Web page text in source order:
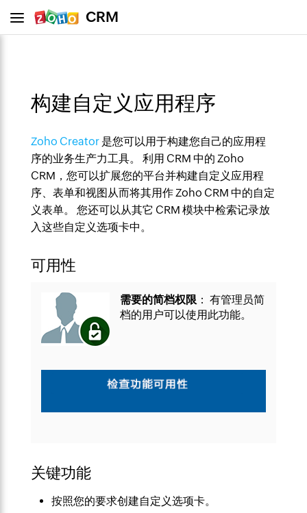
CRM
构建自定义应用程序
Zoho Creator是您可以用于构建您自己的应用程
序的业务生产力工具。 利用 CRM 中的 Zoho
CRM，您可以扩展您的平台并构建自定义应用程
序、表单和视图从而将其用作 Zoho CRM 中的自定
义表单。 您还可以从其它 CRM 模块中检索记录放
入这些自定义选项卡中。
可用性
需要的简档权限： 有管理员简
档的用户可以使用此功能。
关键功能
按照您的要求创建自定义选项卡。